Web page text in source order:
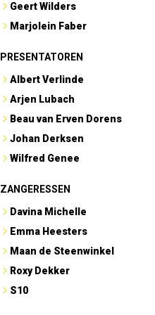
Geert Wilders
Marjolein Faber
PRESENTATOREN
Albert Verlinde
Arjen Lubach
Beau van Erven Dorens
Johan Derksen
Wilfred Genee
ZANGERESSEN
Davina Michelle
Emma Heesters
Maan de Steenwinkel
Roxy Dekker
S10